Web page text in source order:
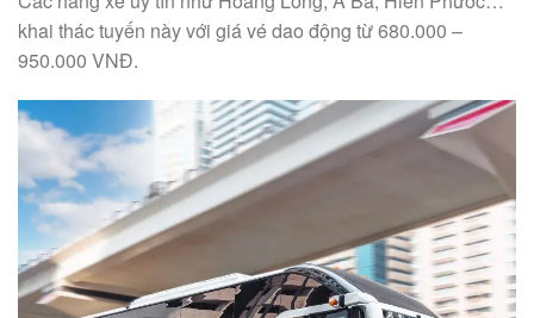
khai thác tuyến này với giá vé dao động từ 680.000 –
950.000 VNĐ.